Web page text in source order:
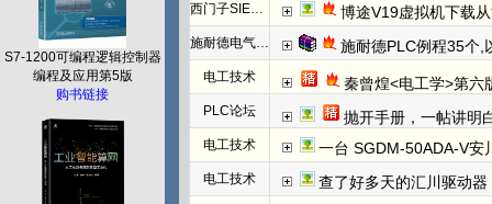
S7-1200可编程逻辑控制器
编程及应用第5版
购书链接
西门子SIEMENS 博途V19虚拟机下载
施耐德电气PLC 施耐德PLC例程35个,
电工技术 秦曾煌<电工学>第六
PLC论坛 抛开手册，一帖讲明白欧姆龙NC
电工技术 一台 SGDM-50ADA-V安
电工技术 查了好多天的汇川驱动